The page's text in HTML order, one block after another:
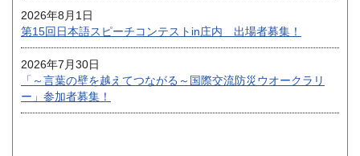
2026年8月1日
第15回日本語スピーチコンテストin庄内 出場者募集！
2026年7月30日
「～言葉の壁を越えてつながる～国際交流防災ウオークラリ
ー」参加者募集！